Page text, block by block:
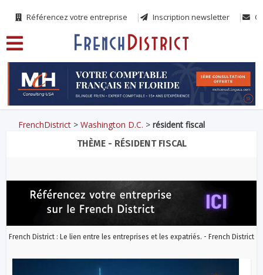
Référencez votre entreprise Inscription newsletter
FrenchDistrict >Washington D.C. >résident fiscal
THÈME - RÉSIDENT FISCAL
French District : Le lien entre les entreprises et les expatriés. - French District